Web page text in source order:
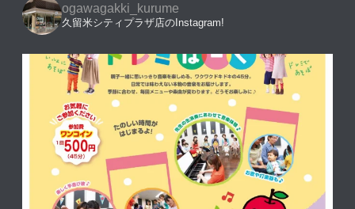
ogawagakki_kurume
久留米シティプラザ店のInstagram!